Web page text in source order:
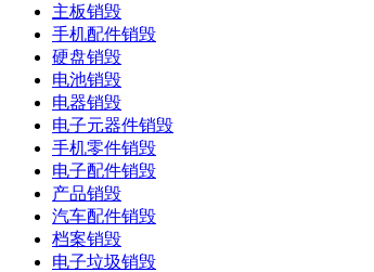
主板销毁
手机配件销毁
硬盘销毁
电池销毁
电器销毁
电子元器件销毁
手机零件销毁
电子配件销毁
产品销毁
汽车配件销毁
档案销毁
电子垃圾销毁